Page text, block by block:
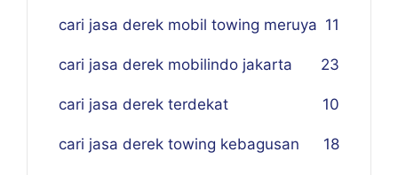
cari jasa derek mobil towing meruya 11
cari jasa derek mobilindo jakarta 23
cari jasa derek terdekat 10
cari jasa derek towing kebagusan 18